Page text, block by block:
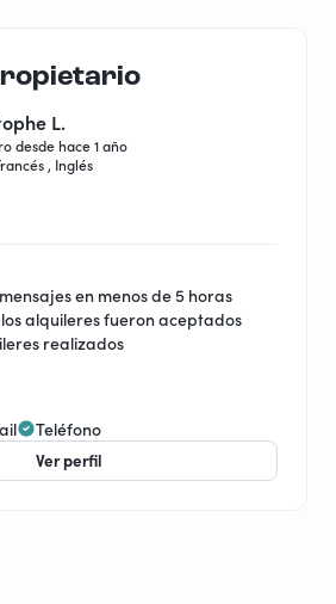
L.
desde hace 1 año
, Inglés
en menos de 5 horas
los alquileres fueron aceptados
realizados
Teléfono
Ver perfil